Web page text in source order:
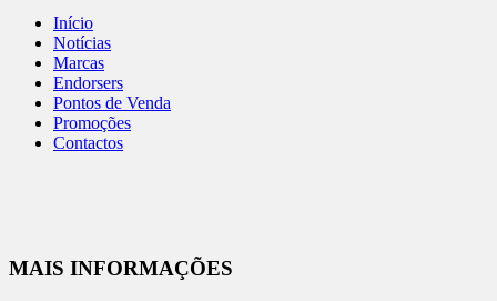
Início
Notícias
Marcas
Endorsers
Pontos de Venda
Promoções
Contactos
MAIS INFORMAÇÕES